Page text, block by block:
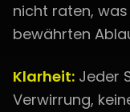
nicht raten,
bewährten
Klarheit: Jeder
Verwirrung,